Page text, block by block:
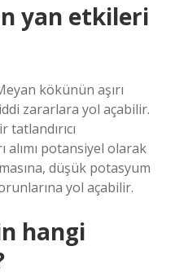
yan etkileri
kökünün aşırı
zararlara yol açabilir.
alımı potansiyel olarak
düşük potasyum
yol açabilir.
hangi